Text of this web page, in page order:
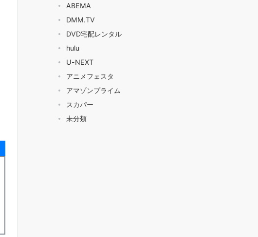
ABEMA
DMM.TV
DVD宅配レンタル
hulu
U-NEXT
アニメフェスタ
アマゾンプライム
スカパー
未分類